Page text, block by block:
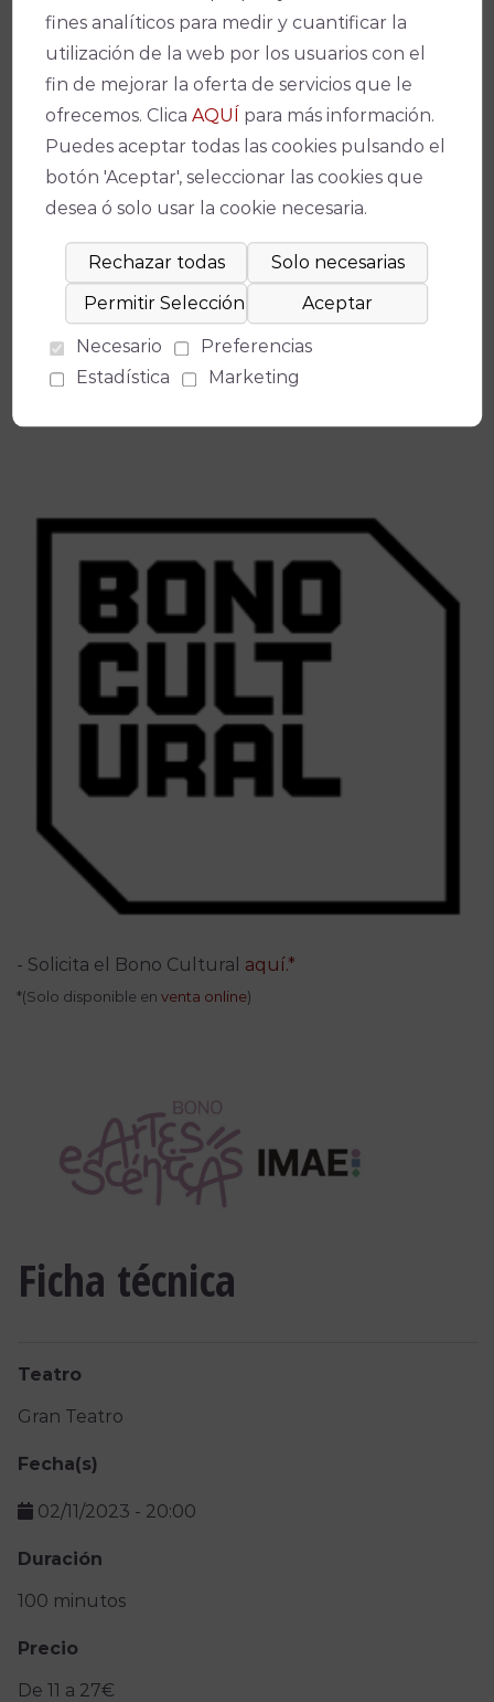
Aniversario, por este motivo el IMAE ha
organizado un programa especial con motivo
de este evento. Este espectáculo forma parte
de esta programación.
Condiciones de Venta y Acceso
- Solicita el Bono Cultural aquí.*
*(Solo disponible enventa online)
Ficha técnica
Teatro
Gran Teatro
Fecha(s)
02/11/2023 - 20:00
Duración
100 minutos
Precio
De 11 a 27€
fines analíticos para medir y cuantificar la
utilización de la web por los usuarios con el
fin de mejorar la oferta de servicios que le
ofrecemos. ClicaAQUÍ
para más información.
Puedes aceptar todas las cookies pulsando el
botón 'Aceptar', seleccionar las cookies que
desea ó solo usar la cookie necesaria.
Necesario
Preferencias
Estadística
Marketing